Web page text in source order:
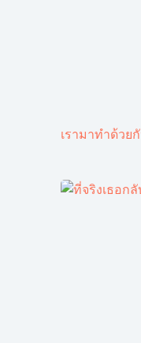
เรามาทำด้วย